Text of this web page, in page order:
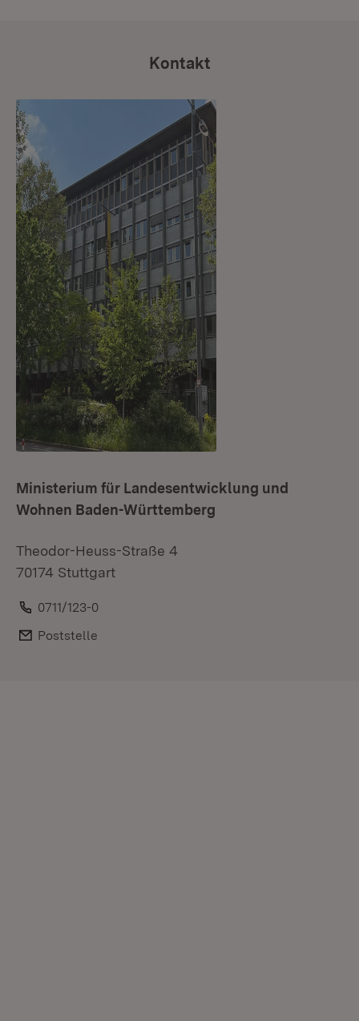
Kontakt
Ministerium für Landesentwicklung und
Wohnen Baden-Württemberg
Theodor-Heuss-Straße 4
70174 Stuttgart
Telefon:
0711/123-0
E-Mail:
Poststelle